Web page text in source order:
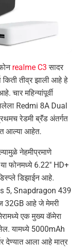
realme C3 सादर
किती तीव्र झाली आहे हे
चार महिन्यांपूर्वी
Redmi 8A Dual
रेडमी ब्रॅंड अंतर्गत
आल्या आहेत.
नेहमीप्रमाणे
फोनमध्ये 6.22″ HD+
डिझाईन आहे.
5, Snapdragon 439
32GB आहे जे मेमरी
एक मुख्य कॅमेरा
यामध्ये 5000mAh
देण्यात आला आहे मात्र